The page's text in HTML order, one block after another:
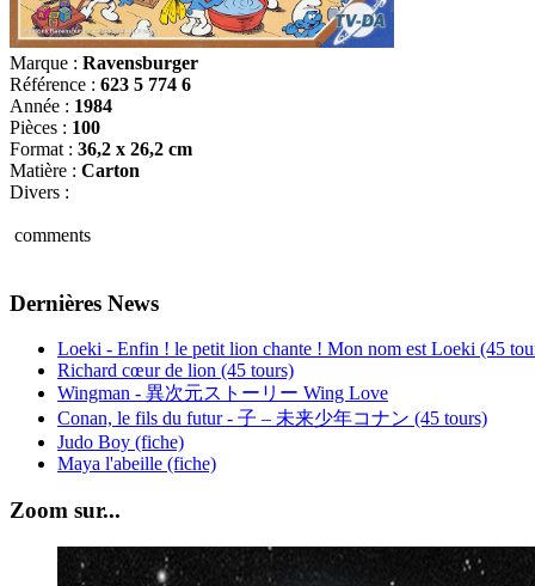
Marque : Ravensburger
Référence : 623 5 774 6
Année : 1984
Pièces : 100
Format : 36,2 x 26,2 cm
Matière : Carton
Divers :
comments
Dernières News
Loeki - Enfin ! le petit lion chante ! Mon nom est Loeki (45
Richard cœur de lion (45 tours)
Wingman - 異次元ストーリー Wing Love
Conan, le fils du futur - 子 – 未来少年コナン (45 tours)
Judo Boy (fiche)
Maya l'abeille (fiche)
Zoom sur...